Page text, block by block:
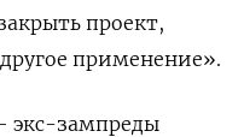
проект,
применение».
экс-зампреды